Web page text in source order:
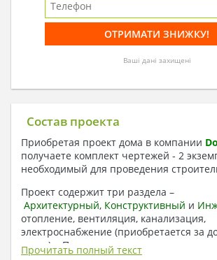
Ваші дані захищені
Состав проекта
Приобретая проект дома в компании
получаете комплект чертежей - 2
необходимый для проведения
Проект содержит три раздела –
Архитектурный, Конструктивный и
отопление, вентиляция, канализация,
электроснабжение (приобретается за
плату) + Пояснительная записка.
Прочитать полный текст